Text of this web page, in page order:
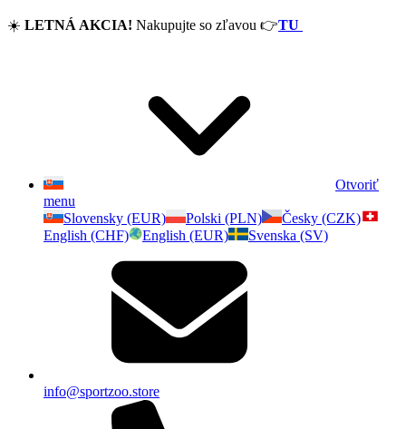
☀️ LETNÁ AKCIA! Nakupujte so zľavou 👉TU
Otvoriť
menu
Slovensky (EUR)
Polski (PLN)
Česky (CZK)
English (CHF)
English (EUR) Svenska (SV)
info@sportzoo.store